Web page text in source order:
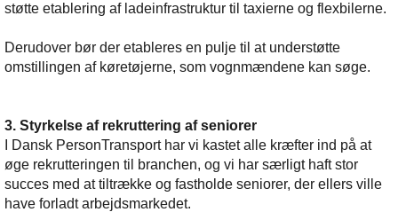
støtte etablering af ladeinfrastruktur til taxierne og flexbilerne.
Derudover bør der etableres en pulje til at understøtte
omstillingen af køretøjerne, som vognmændene kan søge.
3. Styrkelse af rekruttering af seniorer
I Dansk PersonTransport har vi kastet alle kræfter ind på at
øge rekrutteringen til branchen, og vi har særligt haft stor
succes med at tiltrække og fastholde seniorer, der ellers ville
have forladt arbejdsmarkedet.